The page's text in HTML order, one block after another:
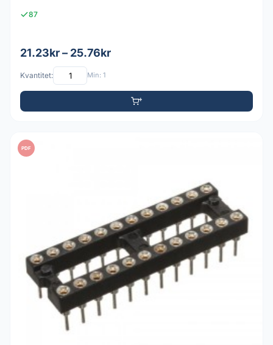
87
21.23kr – 25.76kr
Kvantitet: Min: 1
PDF